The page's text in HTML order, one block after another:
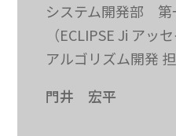
システム開発部 第
（ECLIPSE Ji アッ
アルゴリズム開発 担
門井 宏平